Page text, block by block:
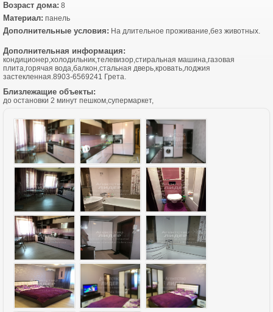
Возраст дома: 8
Материал: панель
Дополнительные условия: На длительное проживание,без животных.
Дополнительная информация:
кондиционер,холодильник,телевизор,стиральная машина,газовая
плита,горячая вода,балкон,стальная дверь,кровать,лоджия
застекленная.8903-6569241 Грета.
Близлежащие объекты:
до остановки 2 минут пешком,супермаркет,